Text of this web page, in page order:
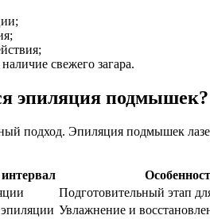
свежего загара.
эпиляция подмышек?
подход. Эпиляция подмышек
Подготовительный этап
Увлажнение и